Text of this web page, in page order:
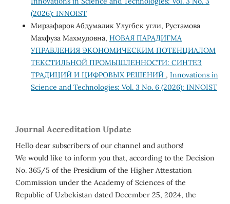
(2026): INNOIST
Мирзафаров Абдумалик Улугбек угли, Рустамова
Махфуза Махмудовна, НОВАЯ ПАРАДИГМА
УПРАВЛЕНИЯ ЭКОНОМИЧЕСКИМ ПОТЕНЦИАЛОМ
ТЕКСТИЛЬНОЙ ПРОМЫШЛЕННОСТИ: СИНТЕЗ
ТРАДИЦИЙ И ЦИФРОВЫХ РЕШЕНИЙ , Innovations in
Science and Technologies: Vol. 3 No. 6 (2026): INNOIST
Journal Accreditation Update
Hello dear subscribers of our channel and authors!
We would like to inform you that, according to the Decision
No. 365/5 of the Presidium of the Higher Attestation
Commission under the Academy of Sciences of the
Republic of Uzbekistan dated December 25, 2024, the